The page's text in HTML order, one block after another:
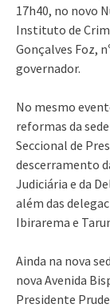
17h40, no novo
Instituto de
Gonçalves Foz,
governador.
No mesmo
reformas da
Seccional de
descerramento
Judiciária e da
além das
Ibirarema e
Ainda na nova
nova Avenida
Presidente